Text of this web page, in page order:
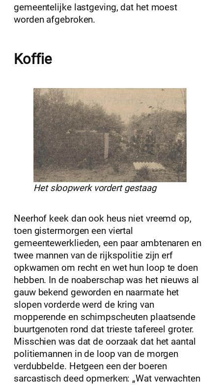
gemeentelijke lastgeving, dat het moest
worden afgebroken.
Koffie
Het sloopwerk vordert gestaag
Neerhof keek dan ook heus niet vreemd op,
toen gistermorgen een viertal
gemeentewerklieden, een paar ambtenaren en
twee mannen van de rijkspolitie zijn erf
opkwamen om recht en wet hun loop te doen
hebben. In de noaberschap was het nieuws al
gauw bekend geworden en naarmate het
slopen vorderde werd de kring van
mopperende en schimpscheuten plaatsende
buurtgenoten rond dat trieste tafereel groter.
Misschien was dat de oorzaak dat het aantal
politiemannen in de loop van de morgen
verdubbelde. Hetgeen een der boeren
sarcastisch deed opmerken: „Wat verwachten